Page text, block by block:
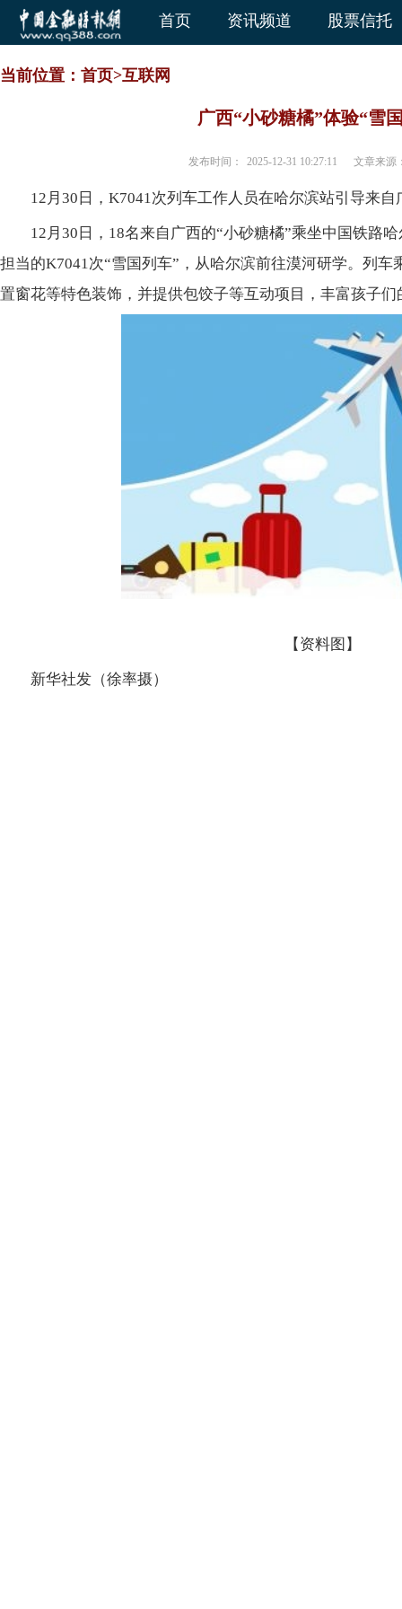
首页 资讯频道 股票信托
当前位置： 首页>互联网
广西“小砂糖橘”体验“雪
发布时间： 2025-12-31 10:27:11 文章来源
12月30日，K7041次列车工作人员在哈尔滨站引导来
12月30日，18名来自广西的“小砂糖橘”乘坐中国铁路
担当的K7041次“雪国列车”，从哈尔滨前往漠河研学。列
置窗花等特色装饰，并提供包饺子等互动项目，丰富孩子们
【资料图】
新华社发（徐率摄）